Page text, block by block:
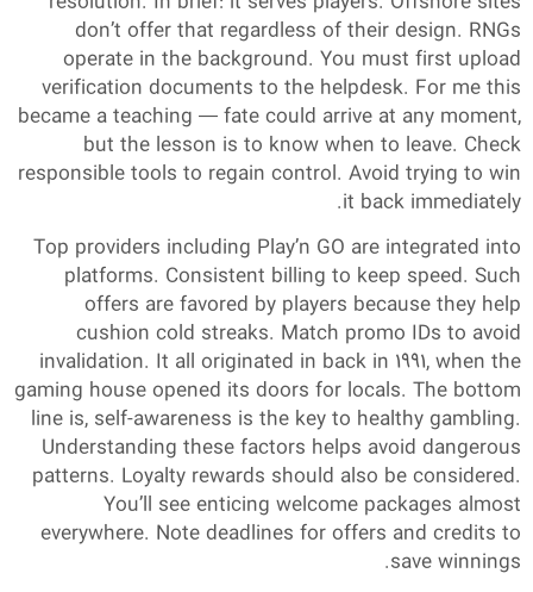
don’t offer that regardless of their design. RNGs
operate in the background. You must first upload
verification documents to the helpdesk. For me this
became a teaching — fate could arrive at any moment,
but the lesson is to know when to leave. Check
responsible tools to regain control. Avoid trying to win
it back immediately.
Top providers including Play’n GO are integrated into
platforms. Consistent billing to keep speed. Such
offers are favored by players because they help
cushion cold streaks. Match promo IDs to avoid
invalidation. It all originated in back in 1991, when the
gaming house opened its doors for locals. The bottom
line is, self-awareness is the key to healthy gambling.
Understanding these factors helps avoid dangerous
patterns. Loyalty rewards should also be considered.
You’ll see enticing welcome packages almost
everywhere. Note deadlines for offers and credits to
save winnings.